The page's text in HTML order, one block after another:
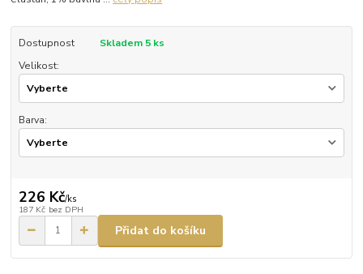
Dostupnost
Skladem 5 ks
Velikost:
Barva:
226 Kč/ks
187 Kč bez DPH
Přidat do košíku